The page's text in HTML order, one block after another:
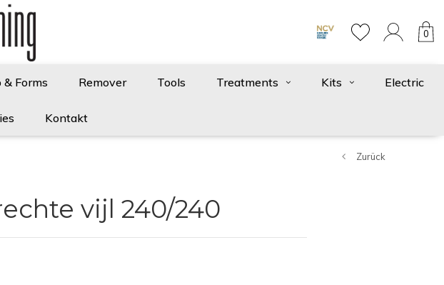
0
& Forms Remover Tools Treatments Kits Electric
Kontakt
Zurück
vijl 240/240